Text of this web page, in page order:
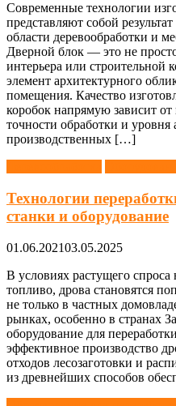
Современные технологии
представляют собой
области деревообработки и
Дверной блок — это не
интерьера или
элемент архитектурного
помещения. Качество
коробок напрямую зависит
точности обработки и уровня
производственных […]
Технологии
станки и оборудование
01.06.202103.05.2025
В условиях растущего спроса
топливо, дрова становятся
не только в частных
рынках, особенно в странах
оборудование для
эффективное производство
отходов лесозаготовки и
из древнейших способов